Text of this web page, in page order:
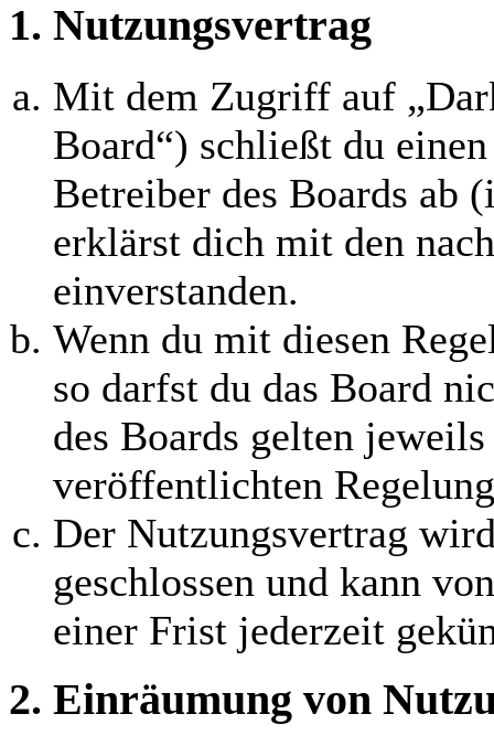
1. Nutzungsvertrag
Mit dem Zugriff auf
Board“) schließt du
Betreiber des Boards ab
erklärst dich mit den
einverstanden.
Wenn du mit diesen
so darfst du das Board
des Boards gelten
veröffentlichten
Der Nutzungsvertrag
geschlossen und kann
einer Frist jederzeit
2. Einräumung von